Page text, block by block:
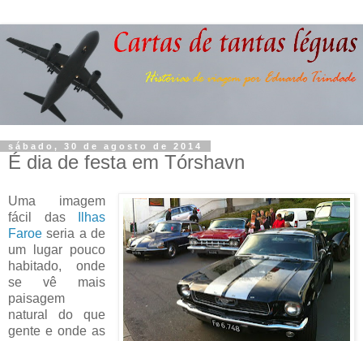
sábado, 30 de agosto de 2014
É dia de festa em Tórshavn
Uma imagem
fácil das
Ilhas
Faroe seria a de
um lugar pouco
habitado, onde
se vê mais
paisagem
natural do que
gente e onde as